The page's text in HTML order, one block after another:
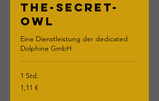
The-Secret-
Owl
Eine Dienstleistung der dedicated
Dolphine GmbH
1 Std.
1,11
Euro
1,11 €